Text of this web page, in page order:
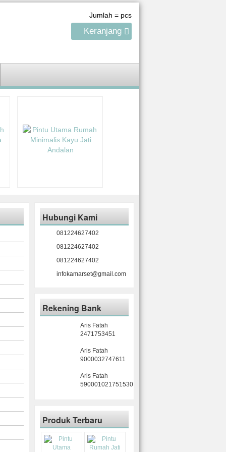
Jumlah = pcs
Keranjang
Hubungi Kami
081224627402
081224627402
081224627402
infokamarset@gmail.com
Rekening Bank
Aris Fatah
2471753451
Aris Fatah
9000032747611
Aris Fatah
590001021751530
Produk Terbaru